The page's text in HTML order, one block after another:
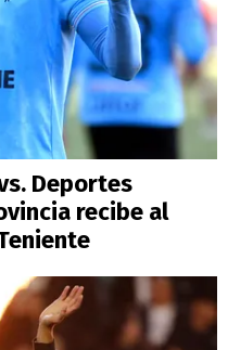
Deportes
recibe al